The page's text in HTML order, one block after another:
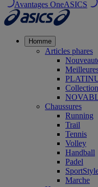
Avantages OneASICS
Homme
Articles phares
Chaussures
Running
Trail
Tennis
Volley
Handball
Padel
Marche